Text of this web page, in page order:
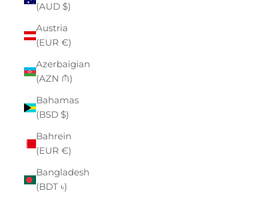
(AUD $)
Austria
(EUR €)
Azerbaigian
(AZN ₼)
Bahamas
(BSD $)
Bahrein
(EUR €)
Bangladesh
(BDT ৳)